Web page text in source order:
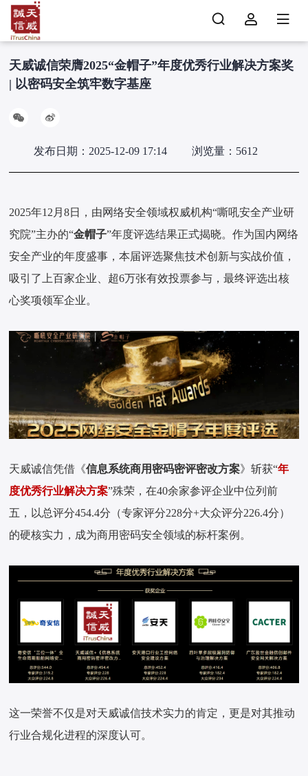
天威诚信荣膺2025“金帽子”年度优秀行业解决方案奖
| 以密码安全筑牢数字基座
发布日期：2025-12-09 17:14 浏览量：5612
2025年12月8日，由网络安全领域权威机构“嘶吼安全产业研
究院”主办的“金帽子”年度评选结果正式揭晓。作为国内网络
安全产业的年度盛事，本届评选聚焦技术创新与实战价值，
吸引了上百家企业、超6万张有效投票参与，最终评选出核
心奖项领军企业。
天威诚信凭借《信息系统商用密码密评密改方案》斩获“年
度优秀行业解决方案”殊荣，在40余家参评企业中位列前
五，以总评分454.4分（专家评分228分+大众评分226.4分）
的硬核实力，成为商用密码安全领域的标杆案例。
这一荣誉不仅是对天威诚信技术实力的肯定，更是对其推动
行业合规化进程的深度认可。